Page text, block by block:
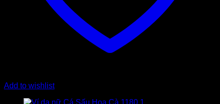
Add to wishlist